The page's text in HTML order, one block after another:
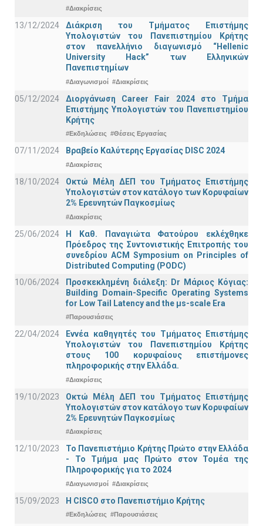
#Διακρίσεις
13/12/2024
Διάκριση του Τμήματος Επιστήμης
Υπολογιστών του Πανεπιστημίου Κρήτης
στον πανελλήνιο διαγωνισμό “Hellenic
University Hack” των Ελληνικών
Πανεπιστημίων
#Διαγωνισμοί #Διακρίσεις
05/12/2024
Διοργάνωση Career Fair 2024 στο Τμήμα
Επιστήμης Υπολογιστών του Πανεπιστημίου
Κρήτης
#Εκδηλώσεις #Θέσεις Εργασίας
07/11/2024 Βραβείο Καλύτερης Εργασίας DISC 2024
#Διακρίσεις
18/10/2024
Οκτώ Μέλη ΔΕΠ του Τμήματος Επιστήμης
Υπολογιστών στον κατάλογο των Κορυφαίων
2% Ερευνητών Παγκοσμίως
#Διακρίσεις
25/06/2024
Η Καθ. Παναγιώτα Φατούρου εκλέχθηκε
Πρόεδρος της Συντονιστικής Επιτροπής του
συνεδρίου ACM Symposium on Principles of
Distributed Computing (PODC)
10/06/2024
Προσκεκλημένη διάλεξη: Dr Μάριος Κόγιας:
Building Domain-Specific Operating Systems
for Low Tail Latency and the μs-scale Era
#Παρουσιάσεις
22/04/2024
Εννέα καθηγητές του Τμήματος Επιστήμης
Υπολογιστών του Πανεπιστημίου Κρήτης
στους 100 κορυφαίους επιστήμονες
πληροφορικής στην Ελλάδα.
#Διακρίσεις
19/10/2023
Οκτώ Μέλη ΔΕΠ του Τμήματος Επιστήμης
Υπολογιστών στον κατάλογο των Κορυφαίων
2% Ερευνητών Παγκοσμίως
#Διακρίσεις
12/10/2023
Το Πανεπιστήμιο Κρήτης Πρώτο στην Ελλάδα
- Το Τμήμα μας Πρώτο στον Τομέα της
Πληροφορικής για το 2024
#Διαγωνισμοί #Διακρίσεις
15/09/2023 Η CISCO στο Πανεπιστήμιο Κρήτης
#Εκδηλώσεις #Παρουσιάσεις